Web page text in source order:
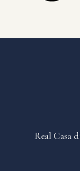
Real Casa